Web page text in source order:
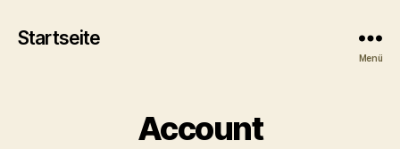
Startseite
Menü
Account